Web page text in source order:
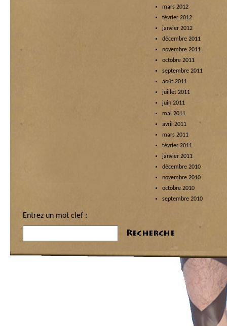
mars 2012
février 2012
janvier 2012
décembre 2011
novembre 2011
octobre 2011
septembre 2011
août 2011
juillet 2011
juin 2011
mai 2011
avril 2011
mars 2011
février 2011
janvier 2011
décembre 2010
novembre 2010
octobre 2010
septembre 2010
Entrez un mot clef :